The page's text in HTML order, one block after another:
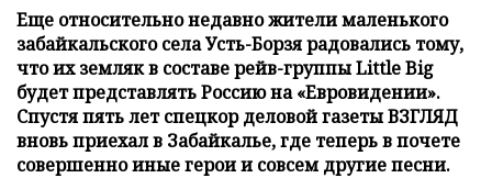
Еще относительно недавно жители маленького
забайкальского села Усть-Борзя радовались тому,
что их земляк в составе рейв-группы Little Big
будет представлять Россию на «Евровидении».
Спустя пять лет спецкор деловой газеты ВЗГЛЯД
вновь приехал в Забайкалье, где теперь в почете
совершенно иные герои и совсем другие песни.